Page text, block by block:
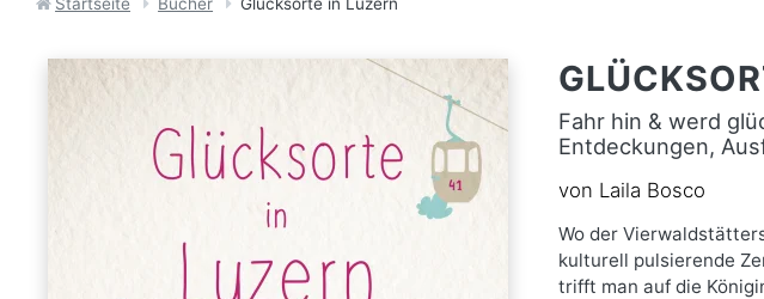
Fahr hin & werd
Entdeckungen,
von Laila Bosco
Wo der
kulturell pulsierende
trifft man auf die